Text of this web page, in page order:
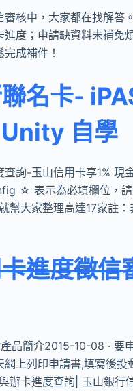
審核中，大家都在找解答
度；申請缺資料未補免
成補件！
名卡-
自學
詢-玉山信用卡享1% 現
☆ 表示為必填欄位，
幫大家整理高達17家註：
進度徵信
品簡介2015-10-08 · 要
上列印申請書,填寫後投
辦卡進度查詢| 玉山銀行